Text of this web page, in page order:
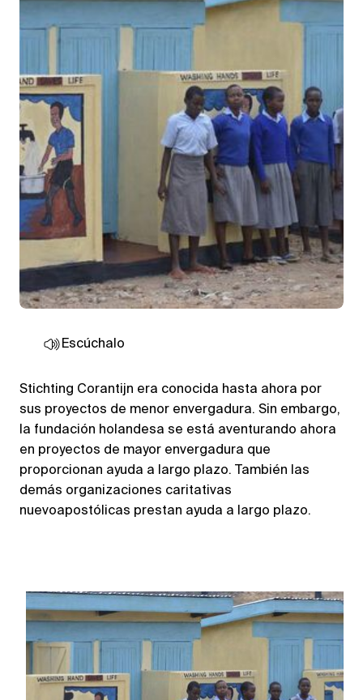
Escúchalo
Stichting Corantijn era conocida hasta ahora por
sus proyectos de menor envergadura. Sin embargo,
la fundación holandesa se está aventurando ahora
en proyectos de mayor envergadura que
proporcionan ayuda a largo plazo. También las
demás organizaciones caritativas
nuevoapostólicas prestan ayuda a largo plazo.